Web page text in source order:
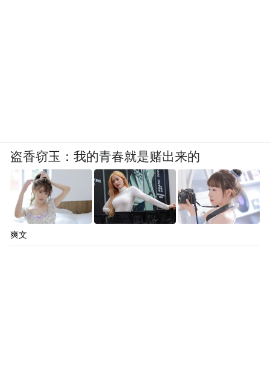
盗香窃玉：我的青春就是赌出来的
爽文